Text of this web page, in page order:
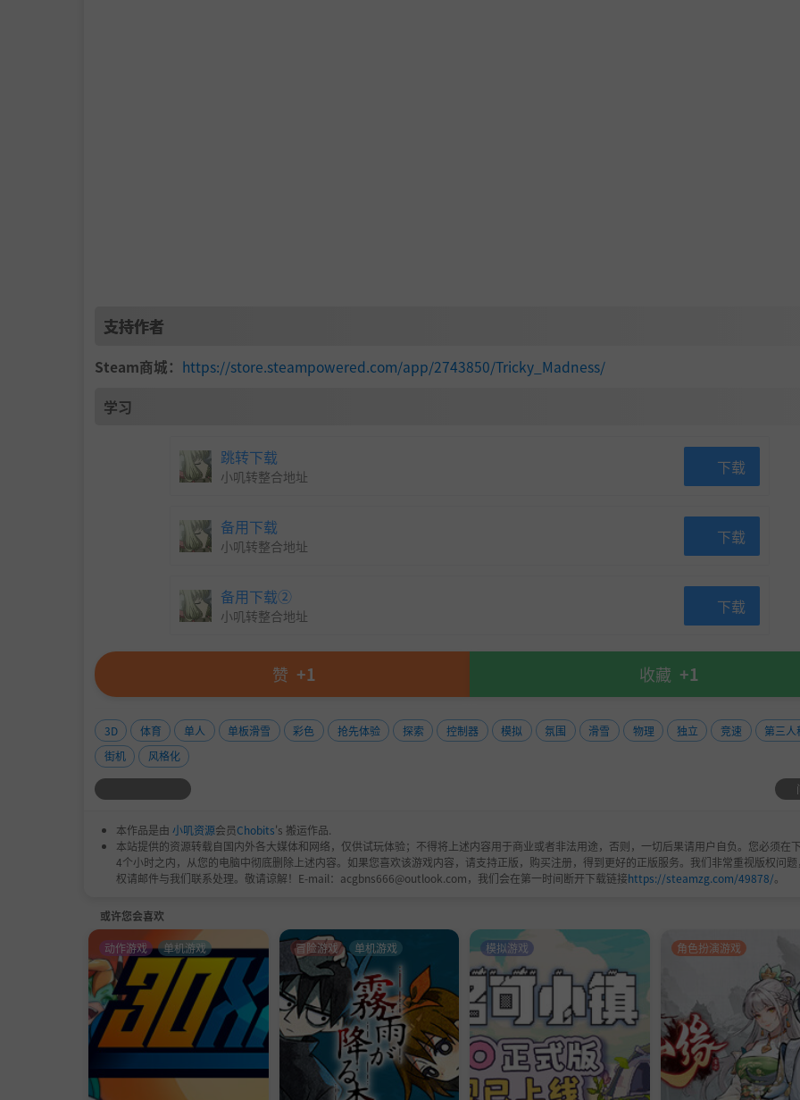
支持作者
Steam商城： https://store.steampowered.com/app/2743850/Tricky_Madness/
学习
跳转下载
小叽转整合地址 下载
备用下载
小叽转整合地址 下载
备用下载②
小叽转整合地址 下载
赞 +1 收藏 +1
3D 体育 单人 单板滑雪 彩色 抢先体验 探索 控制器 模拟 氛围 滑雪 物理 独立 竞速
第三人
街机
风格化
本作品是由 小叽资源会员Chobits's 搬运作品.
本站提供的资源转载自国内外各大媒体和网络，仅供试玩体验；不得将上述内容用于商业或者非法用途，否则，一切后果请用户自负。您必须在
4个小时之内，从您的电脑中彻底删除上述内容。如果您喜欢该游戏内容，请支持正版，购买注册，得到更好的正版服务。我们非常重视版权问题
权请邮件与我们联系处理。敬请谅解！E-mail：acgbns666@outlook.com，我们会在第一时间断开下载链接https://steamzg.com/49878/。
或许您会喜欢
动作游戏 单机游戏 冒险游戏 单机游戏 模拟游戏 角色扮演游戏